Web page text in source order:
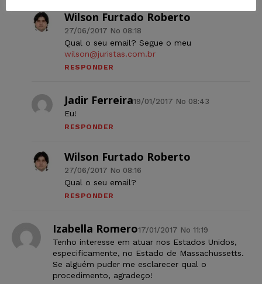
Wilson Furtado Roberto
27/06/2017 No 08:18
Qual o seu email? Segue o meu
wilson@juristas.com.br
RESPONDER
Jadir Ferreira19/01/2017 No 08:43
Eu!
RESPONDER
Wilson Furtado Roberto
27/06/2017 No 08:16
Qual o seu email?
RESPONDER
Izabella Romero17/01/2017 No 11:19
Tenho interesse em atuar nos Estados Unidos,
especificamente, no Estado de Massachussetts.
Se alguém puder me esclarecer qual o
procedimento, agradeço!